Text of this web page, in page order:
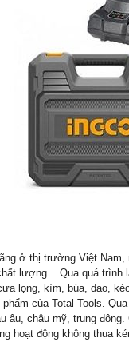
ở thị trường Việt
lượng... Qua quá
lọng, kìm, búa, dao,
của Total Tools.
âu, châu mỹ, trung
hoạt động không thua